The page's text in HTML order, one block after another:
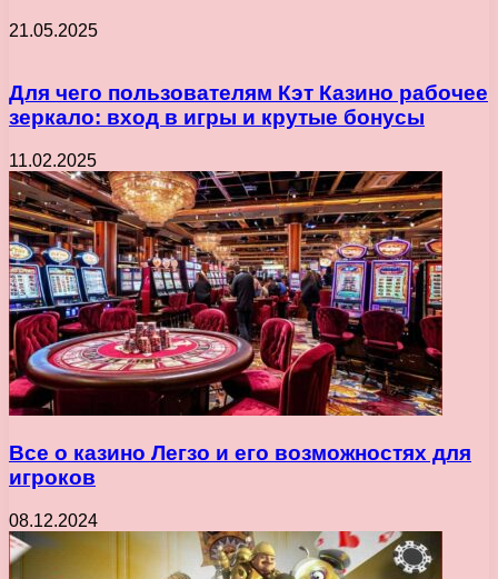
21.05.2025
Для чего пользователям Кэт Казино рабочее
зеркало: вход в игры и крутые бонусы
11.02.2025
Все о казино Легзо и его возможностях для
игроков
08.12.2024